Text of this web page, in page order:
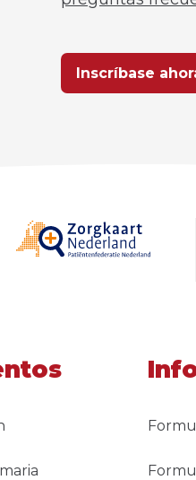
Inscríbase